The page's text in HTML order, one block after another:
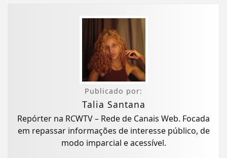
Publicado por:
Talia Santana
Repórter na RCWTV – Rede de Canais Web. Focada
em repassar informações de interesse público, de
modo imparcial e acessível.